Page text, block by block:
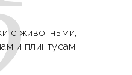
с животными,
и плинтусам